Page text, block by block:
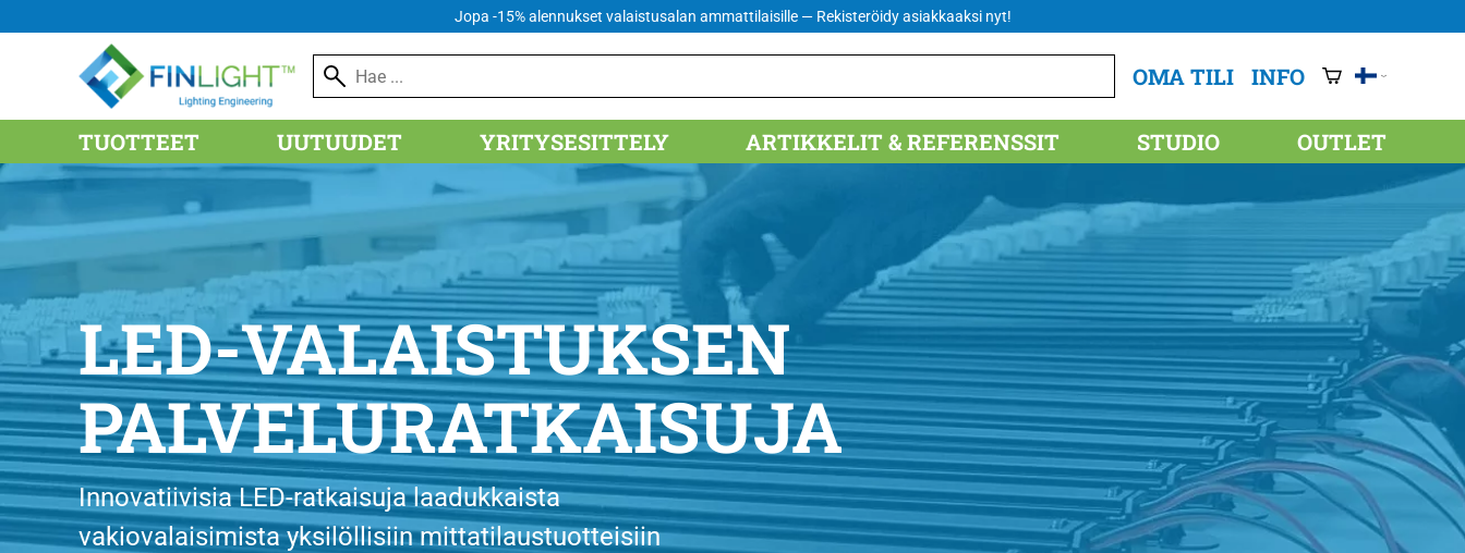
Jopa -15% alennukset valaistusalan ammattilaisille — Rekisteröidy asiakkaaksi nyt!
OMA TILI INFO
TUOTTEET UUTUUDET YRITYSESITTELY ARTIKKELIT & REFERENSSIT STUDIO OUTLET
LED-VALAISTUKSEN
PALVELU­RATKAISUJA
Innovatiivisia LED-ratkaisuja laadukkaista
vakiovalaisimista yksilöllisiin mittatilaustuotteisiin